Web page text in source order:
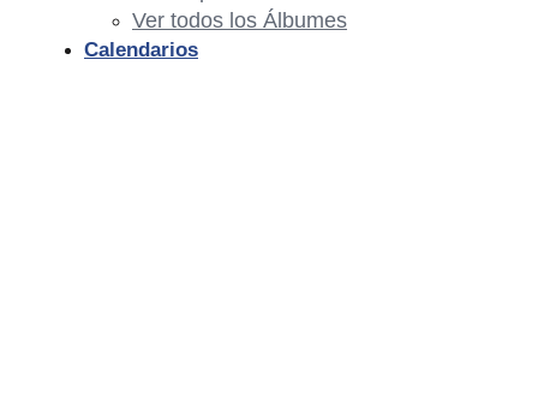
Ver todos los Álbumes
Calendarios